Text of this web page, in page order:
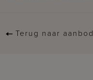
Terug naar aanbod